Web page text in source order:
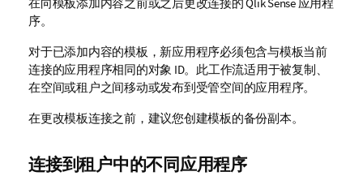
序。
对于已添加内容的模板，新应用程序必须包含与模板当前
连接的应用程序相同的对象 ID。此工作流适用于被复制、
在空间或租户之间移动或发布到受管空间的应用程序。
在更改模板连接之前，建议您创建模板的备份副本。
连接到租户中的不同应用程序